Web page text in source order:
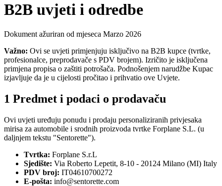
B2B uvjeti i odredbe
Dokument ažuriran od mjeseca Marzo 2026
Važno: Ovi se uvjeti primjenjuju isključivo na B2B kupce (tvrtke,
profesionalce, preprodavače s PDV brojem). Izričito je isključena
primjena propisa o zaštiti potrošača. Podnošenjem narudžbe Kupac
izjavljuje da je u cijelosti pročitao i prihvatio ove Uvjete.
1 Predmet i podaci o prodavaču
Ovi uvjeti uređuju ponudu i prodaju personaliziranih privjesaka
mirisa za automobile i srodnih proizvoda tvrtke Forplane S.L. (u
daljnjem tekstu "Sentorette").
Tvrtka: Forplane S.r.L
Sjedište: Via Roberto Lepetit, 8-10 - 20124 Milano (MI) Italy
PDV broj: IT04610700272
E-pošta: info@sentorette.com